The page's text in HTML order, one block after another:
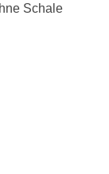
Schale